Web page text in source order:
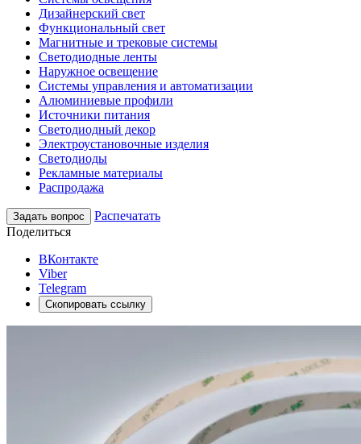
Дизайнерский свет
Функциональный свет
Магнитные и трековые системы
Светодиодные ленты
Наружное освещение
Системы управления и автоматизации
Алюминиевые профили
Источники питания
Светодиодный декор
Электроустановочные изделия
Светодиоды
Рекламные материалы
Распродажа
Задать вопрос
Распечатать
Поделиться
ВКонтакте
Viber
Telegram
Скопировать ссылку